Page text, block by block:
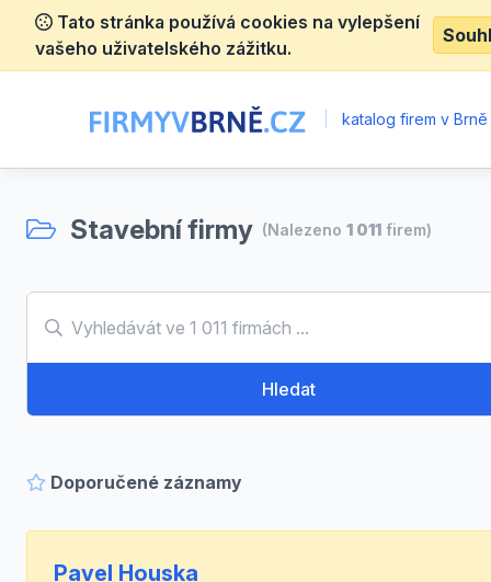
Tato stránka používá cookies na vylepšení
vašeho uživatelského zážitku.
katalog firem v Brně
Stavební firmy (Nalezeno 1 011 firem)
Hledat
Doporučené záznamy
Pavel Houska